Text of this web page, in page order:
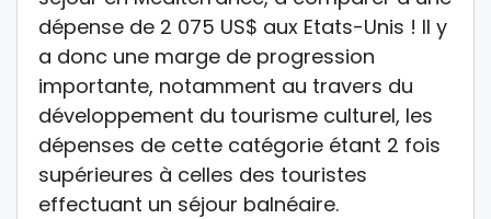
dépense de 2 075 US$ aux Etats-Unis ! Il y
a donc une marge de progression
importante, notamment au travers du
développement du tourisme culturel, les
dépenses de cette catégorie étant 2 fois
supérieures à celles des touristes
effectuant un séjour balnéaire.